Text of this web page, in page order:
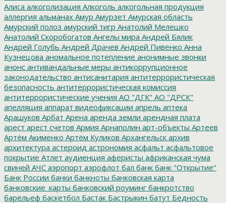
Алиса алкоголизация Алкоголь алкогольная продукция
аллергия альманах Амур Амурзет Амурская область
Амурский полоз амурский тигр Анатолий Мелешко
Анатолий Скоробогатов Ангелы мира Андрей Бялик
Андрей Голубь Андрей Драчев Андрей Пивенко Анна
Кузнецова аномальное потепление анонимные звонки
анонс антивандальные меры антикоррупционное
законодательство антисанитария антитеррористическая
безопасность антитеррористическая комиссия
антитеррористические учения АО "ДГК" АО "ДРСК"
апелляция аппарат видеофиксации апрель аптека
Арашуков Арбат Арена аренда земли арендная плата
арест арест счетов Армия Арнаполин арт-объекты Артеев
Артём Акименко Артём Куликов Архангельск архив
архитектура астероид астрономия асфальт асфальтовое
покрытие Атлет аудиенция аферисты африканская чума
свиней АЧС аэропорт аэрофлот бал банк банк "Открытие"
Банк России банки банкноты банковская карта
банковские_карты банковский роуминг банкротство
барельеф баскетбол Бастак Бастрыкин батут Бедность